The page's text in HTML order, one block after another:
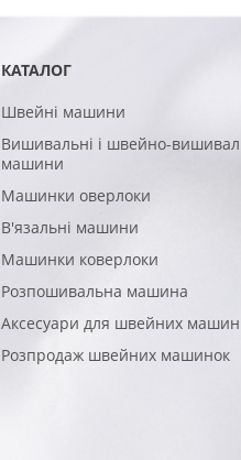
КАТАЛОГ
Швейні машини
Вишивальні і швейно-
машини
Машинки оверлоки
В'язальні машини
Машинки коверлоки
Розпошивальна машина
Аксесуари для швейних машин
Розпродаж швейних машинок